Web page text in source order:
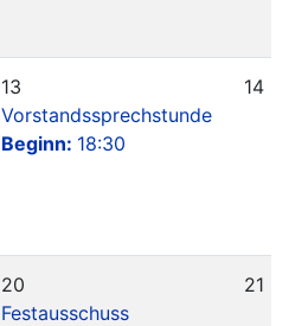
13
Vorstandssprechstunde
Beginn: 18:30
14
20
Festausschuss
21